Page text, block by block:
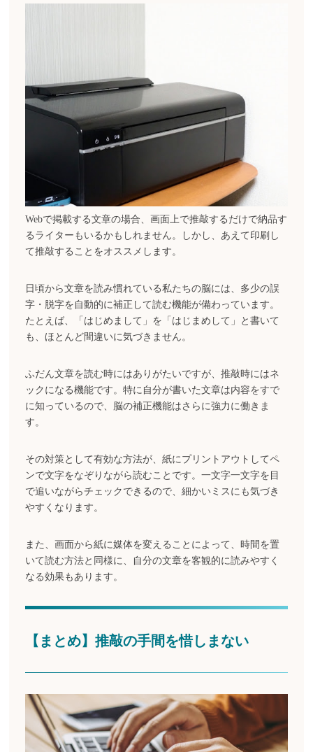
Webで掲載する文章の場合、画面上で推敲するだけで納品す
るライターもいるかもしれません。しかし、あえて印刷し
て推敲することをオススメします。
日頃から文章を読み慣れている私たちの脳には、多少の誤
字・脱字を自動的に補正して読む機能が備わっています。
たとえば、「はじめまして」を「はじまめして」と書いて
も、ほとんど間違いに気づきません。
ふだん文章を読む時にはありがたいですが、推敲時にはネ
ックになる機能です。特に自分が書いた文章は内容をすで
に知っているので、脳の補正機能はさらに強力に働きま
す。
その対策として有効な方法が、紙にプリントアウトしてペ
ンで文字をなぞりながら読むことです。一文字一文字を目
で追いながらチェックできるので、細かいミスにも気づき
やすくなります。
また、画面から紙に媒体を変えることによって、時間を置
いて読む方法と同様に、自分の文章を客観的に読みやすく
なる効果もあります。
【まとめ】推敲の手間を惜しまない